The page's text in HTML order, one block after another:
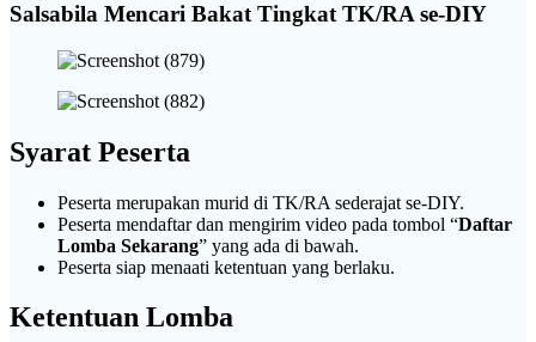
Salsabila Mencari Bakat Tingkat TK/RA se-DIY
Syarat Peserta
Peserta merupakan murid di TK/RA sederajat se-DIY.
Peserta mendaftar dan mengirim video pada tombol “Daftar
Lomba Sekarang” yang ada di bawah.
Peserta siap menaati ketentuan yang berlaku.
Ketentuan Lomba